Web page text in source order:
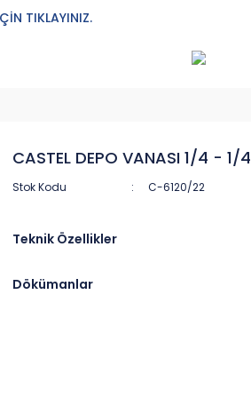
TIKLAYINIZ.
CASTEL DEPO VANASI 1/4 - 1/4
Stok Kodu C-6120/22
Teknik Özellikler
Dökümanlar